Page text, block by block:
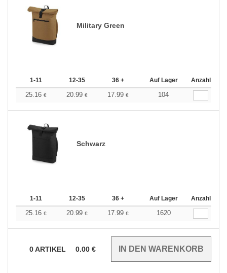
Military Green
1-11 12-35 36 + Auf Lager Anzahl
25.16 € 20.99 € 17.99 € 104
Schwarz
1-11 12-35 36 + Auf Lager Anzahl
25.16 € 20.99 € 17.99 € 1620
0ARTIKEL 0.00 €